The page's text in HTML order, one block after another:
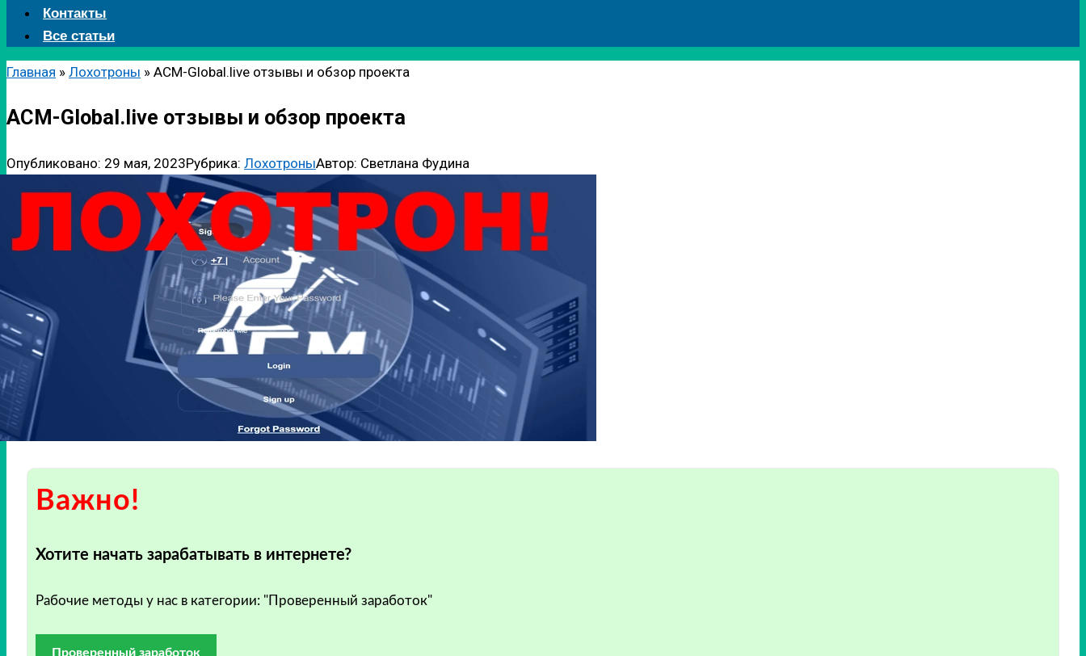
Контакты
Все статьи
Главная » Лохотроны » ACM-Global.live отзывы и обзор проекта
ACM-Global.live отзывы и обзор проекта
Опубликовано: 29 мая, 2023Рубрика: ЛохотроныАвтор: Светлана Фудина
Важно!
Хотите начать зарабатывать в интернете?
Рабочие методы у нас в категории: "Проверенный заработок"
Проверенный заработок